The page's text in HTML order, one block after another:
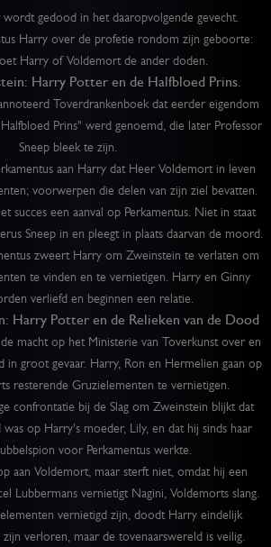
gedood in het daaropvolgende gevecht.
Harry over de profetie rondom zijn geboorte:
Harry of Voldemort de ander doden.
Harry Potter en de Halfbloed Prins.
Toverdrankenboek dat eerder eigendom
Prins" werd genoemd, die later Professor
Sneep bleek te zijn.
aan Harry dat Heer Voldemort in leven
voorwerpen die delen van zijn ziel bevatten.
succes een aanval op Perkamentus. Niet in staat
Sneep in en pleegt in plaats daarvan de moord.
zweert Harry om Zweinstein te verlaten om
te vinden en te vernietigen. Harry en Ginny
verliefd en beginnen een relatie.
Harry Potter en de Relieken van de Dood
macht op het Ministerie van Toverkunst over en
in groot gevaar. Harry, Ron en Hermelien gaan op
resterende Gruzielementen te vernietigen.
confrontatie bij de Slag om Zweinstein blijkt dat
was op Harry's moeder, Lily, en dat hij sinds haar
voor Perkamentus werkte.
aan Voldemort, maar sterft niet, omdat hij een
Lubbermans vernietigt Nagini, Voldemorts slang.
vernietigd zijn, doodt Harry eindelijk
verloren, maar de tovenaarswereld is veilig.